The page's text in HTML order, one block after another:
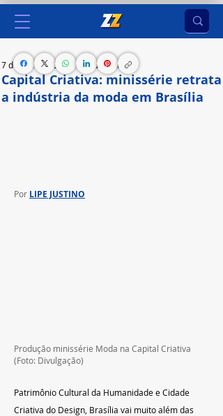
Capital Criativa: minissérie retrata
a indústria da moda em Brasília
7 de fev. de 2024 2 min de leitura
Por LIPE JUSTINO
Produção minissérie Moda na Capital Criativa
(Foto: Divulgação)
Patrimônio Cultural da Humanidade e Cidade
Criativa do Design, Brasília vai muito além das